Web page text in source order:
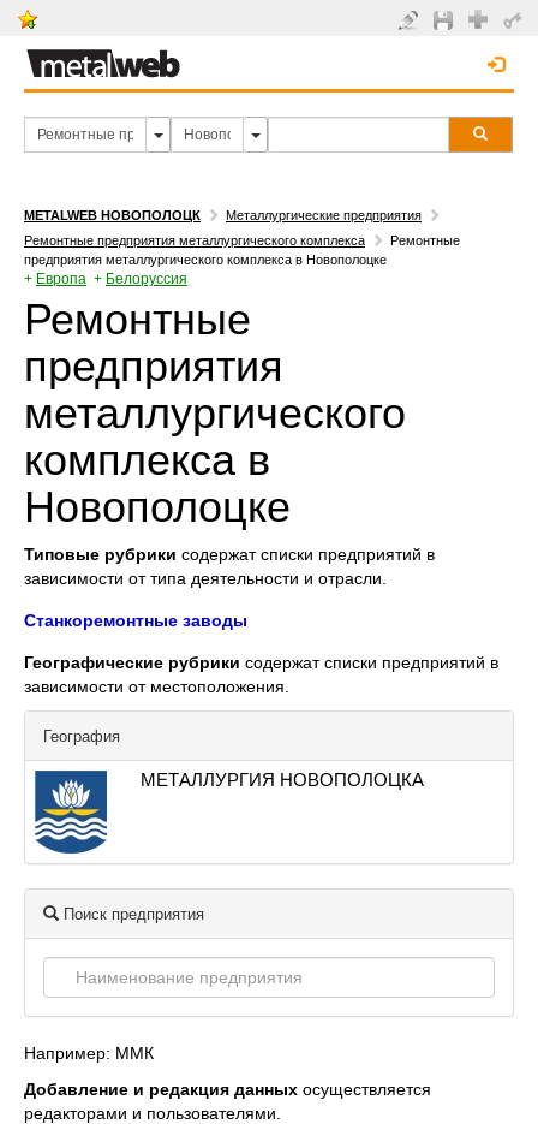
METALWEB НОВОПОЛОЦК
Металлургические предприятия
Ремонтные предприятия металлургического комплекса
Ремонтные
предприятия металлургического комплекса в Новополоцке
+ Европа + Белоруссия
Ремонтные
предприятия
металлургического
комплекса в
Новополоцке
Типовые рубрики содержат списки предприятий в
зависимости от типа деятельности и отрасли.
Станкоремонтные заводы
Географические рубрики содержат списки предприятий в
зависимости от местоположения.
География
МЕТАЛЛУРГИЯ НОВОПОЛОЦКА
Поиск предприятия
Например: ММК
Добавление и редакция данных осуществляется
редакторами и пользователями.